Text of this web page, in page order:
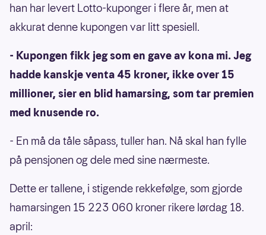
han har levert Lotto-kuponger i flere år, men at
akkurat denne kupongen var litt spesiell.
- Kupongen fikk jeg som en gave av kona mi. Jeg
hadde kanskje venta 45 kroner, ikke over 15
millioner, sier en blid hamarsing, som tar premien
med knusende ro.
- En må da tåle såpass, tuller han. Nå skal han fylle
på pensjonen og dele med sine nærmeste.
Dette er tallene, i stigende rekkefølge, som gjorde
hamarsingen 15 223 060 kroner rikere lørdag 18.
april: